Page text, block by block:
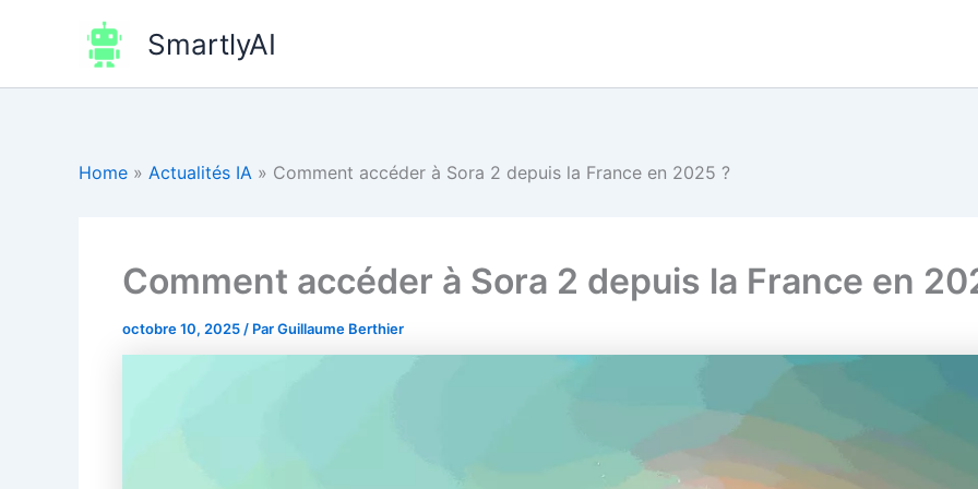
SmartlyAI
Home » Actualités IA » Comment accéder à Sora 2 depuis la France en 2025 ?
Comment accéder à Sora 2 depuis la France en
octobre 10, 2025 / ParGuillaume Berthier